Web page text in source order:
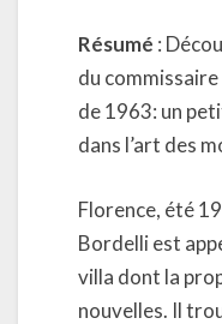
Résumé :
du
de 1963: un
dans l’art des
Florence, été
Bordelli est
villa dont la
nouvelles. Il